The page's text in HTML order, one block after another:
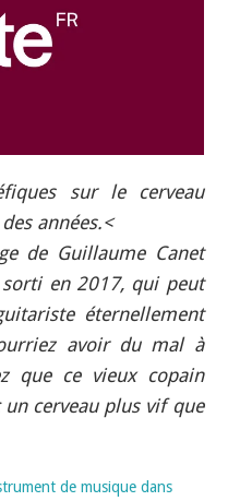
sur le cerveau
années.<
de Guillaume Canet
sorti en 2017, qui peut
éternellement
avoir du mal à
que ce vieux copain
cerveau plus vif que
de musique dans